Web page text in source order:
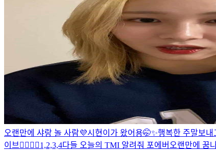
오랜만에 샤랑 놀 사람💜시현이가 왔어용🤭✨행복한 주말보
이브✌🏻✌🏻1,2,3,4다들 오늘의 TMI 알려줘 포에버 오랜만에 꿈